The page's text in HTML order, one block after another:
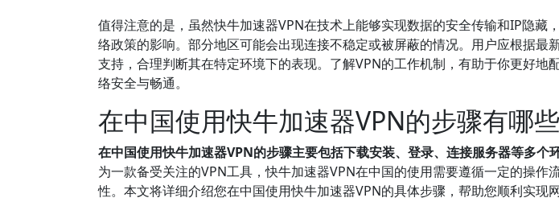
值得注意的是，虽然快牛加速器VPN在技术上能够实现数据的安全传输和IP隐藏
络政策的影响。部分地区可能会出现连接不稳定或被屏蔽的情况。用户应根据最
支持，合理判断其在特定环境下的表现。了解VPN的工作机制，有助于你更好地
络安全与畅通。
在中国使用快牛加速器VPN的步骤有哪
在中国使用快牛加速器VPN的步骤主要包括下载安装、登录、连接服务器等多个
为一款备受关注的VPN工具，快牛加速器VPN在中国的使用需要遵循一定的操作
性。本文将详细介绍您在中国使用快牛加速器VPN的具体步骤，帮助您顺利实现网